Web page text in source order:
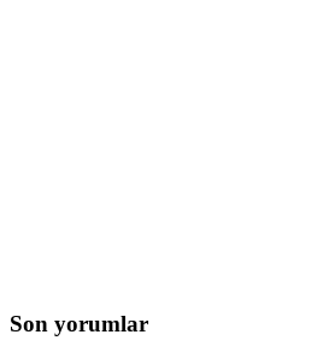
Son yorumlar